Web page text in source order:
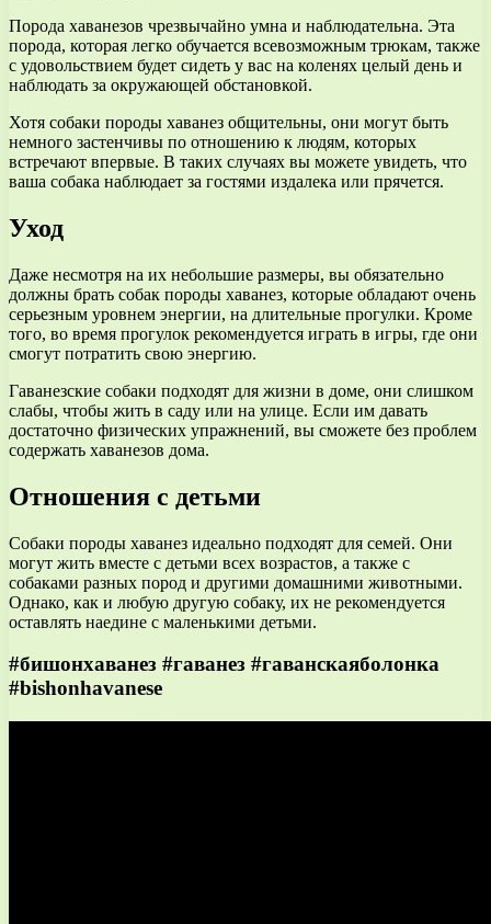
Порода хаванезов чрезвычайно умна и наблюдательна. Эта
порода, которая легко обучается всевозможным трюкам, также
с удовольствием будет сидеть у вас на коленях целый день и
наблюдать за окружающей обстановкой.
Хотя собаки породы хаванез общительны, они могут быть
немного застенчивы по отношению к людям, которых
встречают впервые. В таких случаях вы можете увидеть, что
ваша собака наблюдает за гостями издалека или прячется.
Уход
Даже несмотря на их небольшие размеры, вы обязательно
должны брать собак породы хаванез, которые обладают очень
серьезным уровнем энергии, на длительные прогулки. Кроме
того, во время прогулок рекомендуется играть в игры, где они
смогут потратить свою энергию.
Гаванезские собаки подходят для жизни в доме, они слишком
слабы, чтобы жить в саду или на улице. Если им давать
достаточно физических упражнений, вы сможете без проблем
содержать хаванезов дома.
Отношения с детьми
Собаки породы хаванез идеально подходят для семей. Они
могут жить вместе с детьми всех возрастов, а также с
собаками разных пород и другими домашними животными.
Однако, как и любую другую собаку, их не рекомендуется
оставлять наедине с маленькими детьми.
#бишонхаванез #гаванез #гаванскаяболонка
#bishonhavanese